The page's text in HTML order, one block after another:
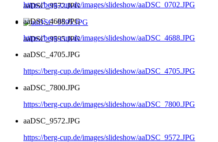
aaDSC_9572.JPG
aaDSC_9595.JPG
https://berg-cup.de/images/slideshow/aaDSC_0702.JPG
aaDSC_4688.JPG
https://berg-cup.de/images/slideshow/aaDSC_4688.JPG
aaDSC_4705.JPG
https://berg-cup.de/images/slideshow/aaDSC_4705.JPG
aaDSC_7800.JPG
https://berg-cup.de/images/slideshow/aaDSC_7800.JPG
aaDSC_9572.JPG
https://berg-cup.de/images/slideshow/aaDSC_9572.JPG